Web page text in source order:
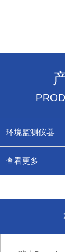
环境监测仪器
查看更多